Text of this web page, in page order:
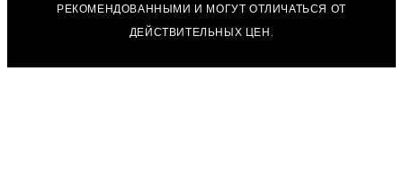
РЕКОМЕНДОВАННЫМИ И МОГУТ ОТЛИЧАТЬСЯ ОТ
ДЕЙСТВИТЕЛЬНЫХ ЦЕН.